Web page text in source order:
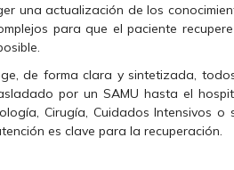
una actualización de los
para que el paciente
de forma clara y sintetizada,
por un SAMU hasta el
Cirugía, Cuidados Intensivos
es clave para la recuperación.